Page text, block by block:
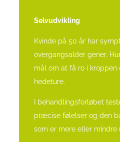
Selvudvikling
Kvinde på 50 år har
overgangsalder gener.
mål om at få ro i kroppen
hedeture.
I behandlingsforløbet
præcise følelser og den
som er mere eller mindre